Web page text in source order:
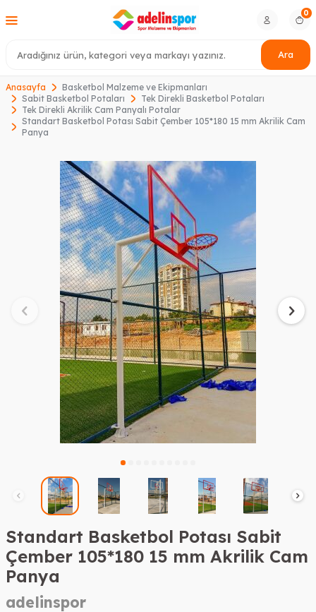
Ara
0
Anasayfa
Basketbol Malzeme ve Ekipmanları
Sabit Basketbol Potaları
Tek Direkli Basketbol Potaları
Tek Direkli Akrilik Cam Panyalı Potalar
Standart Basketbol Potası Sabit Çember 105*180 15 mm Akrilik Cam
Panya
Standart Basketbol Potası Sabit
Çember 105*180 15 mm Akrilik Cam
Panya
adelinspor